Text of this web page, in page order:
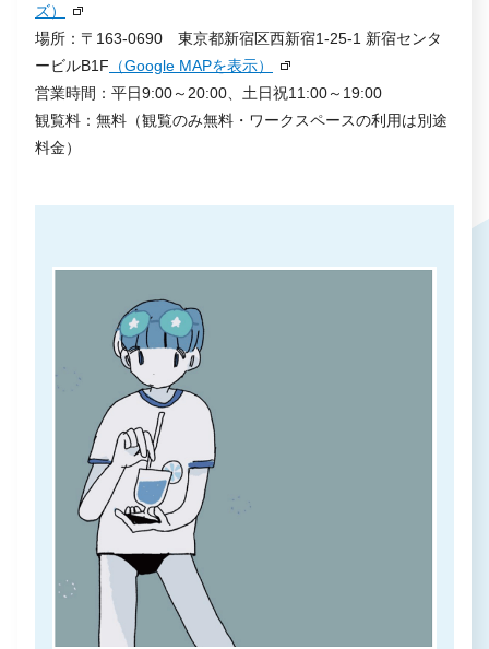
ズ）
場所：〒163-0690 東京都新宿区西新宿1-25-1 新宿センタ
ービルB1F （Google MAPを表示）
営業時間：平日9:00～20:00、土日祝11:00～19:00
観覧料：無料（観覧のみ無料・ワークスペースの利用は別途
料金）